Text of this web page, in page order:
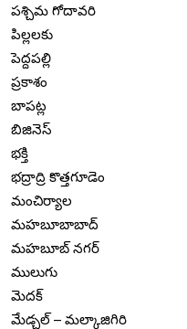
పశ్చిమ గోదావరి
పిల్లలకు
పెద్దపల్లి
ప్రకాశం
బాపట్ల
బిజినెస్
భక్తి
భద్రాద్రి కొత్తగూడెం
మంచిర్యాల
మహబూబాబాద్
మహబూబ్ నగర్
ములుగు
మెదక్
మేడ్చల్ – మల్కాజిగిరి